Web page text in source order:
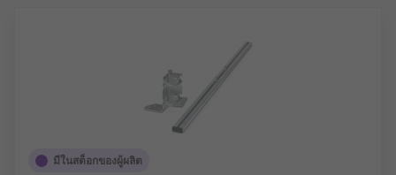
มีในสต็อกของผู้ผลิต